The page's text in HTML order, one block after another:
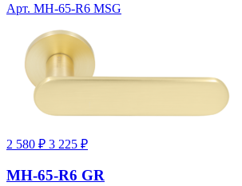
Арт. MH-65-R6 MSG
2 580 ₽ 3 225 ₽
MH-65-R6 GR